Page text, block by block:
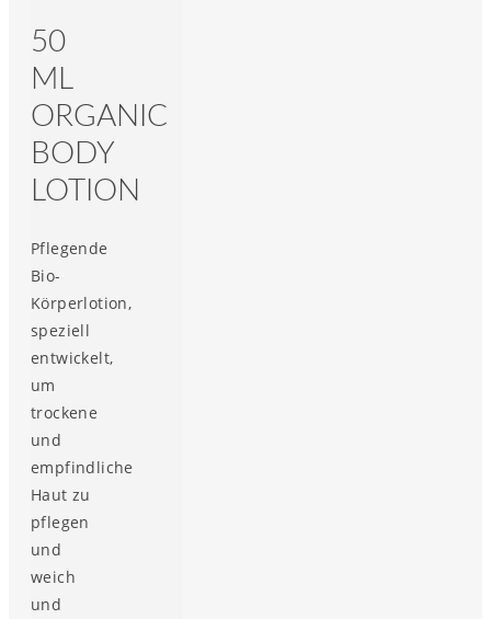
50
ML
ORGANIC
BODY
LOTION
Pflegende
Bio-
Körperlotion,
speziell
entwickelt,
um
trockene
und
empfindliche
Haut zu
pflegen
und
weich
und